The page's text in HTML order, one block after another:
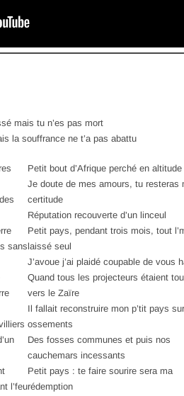
mais tu n’es pas mort
la souffrance ne t’a pas abattu
sans
l’feu
Petit bout d’Afrique perché en altitude
Je doute de mes amours, tu resteras
certitude
Réputation recouverte d’un linceul
Petit pays, pendant trois mois, tout
laissé seul
J’avoue j’ai plaidé coupable de vous
Quand tous les projecteurs étaient
vers le Zaïre
Il fallait reconstruire mon p’tit pays
ossements
Des fosses communes et puis nos
cauchemars incessants
Petit pays : te faire sourire sera ma
rédemption